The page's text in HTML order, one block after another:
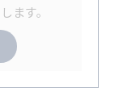
ます。